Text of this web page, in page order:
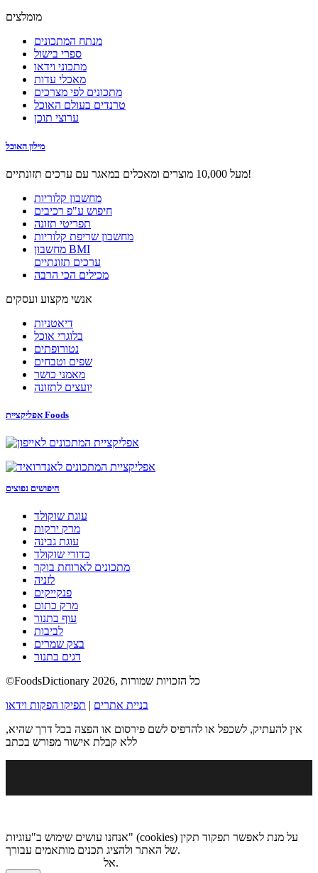
מומלצים
מנתח המתכונים
ספרי בישול
מתכוני וידאו
מאכלי עדות
מתכונים לפי מצרכים
טרנדים בעולם האוכל
ערוצי תוכן
מילון האוכל
מעל 10,000 מוצרים ומאכלים במאגר עם ערכים תזונתיים!
מחשבון קלוריות
חיפוש ע"פ רכיבים
תפריטי תזונה
מחשבון שריפת קלוריות
מחשבון BMI
ערכים תזונתיים
מכילים הכי הרבה
אנשי מקצוע ועסקים
דיאטניות
בלוגרי אוכל
נטורופתים
שפים וטבחים
מאמני כושר
יועצים לתזונה
אפליקציית Foods
חיפושים נפוצים
עוגת שוקולד
מרק ירקות
עוגת גבינה
כדורי שוקולד
מתכונים לארוחת בוקר
לזניה
פנקייקים
מרק כתום
עוף בתנור
לביבות
בצק שמרים
דגים בתנור
©FoodsDictionary 2026, כל הזכויות שמורות
בניית אתרים
תפיקו הפקות וידאו
אין להעתיק, לשכפל או להדפיס לשם פירסום או הפצה בכל דרך שהיא,
ללא קבלת אישור מפורש בכתב
אנחנו עושים שימוש ב"עוגיות" (cookies) על מנת לאפשר תפקוד תקין
של האתר ולהציג תכנים מותאמים עבורך.
אל.